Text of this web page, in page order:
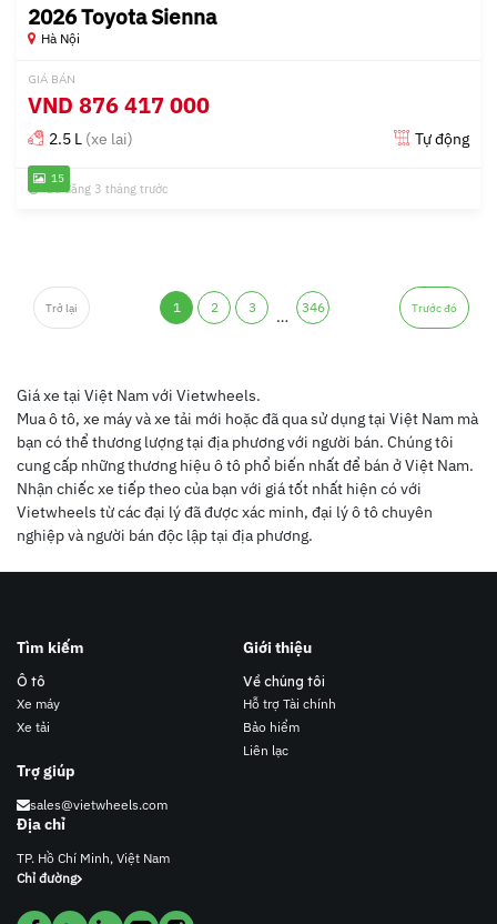
15
2026 Toyota Sienna
Hà Nội
GIÁ BÁN
VND 876 417 000
2.5 L (xe lai) Tự động
Đã đăng 3 tháng trước
Trở lại 1 2 3 … 346 Trước đó
Giá xe tại Việt Nam với Vietwheels.
Mua ô tô, xe máy và xe tải mới hoặc đã qua sử dụng tại Việt Nam mà
bạn có thể thương lượng tại địa phương với người bán. Chúng tôi
cung cấp những thương hiệu ô tô phổ biến nhất để bán ở Việt Nam.
Nhận chiếc xe tiếp theo của bạn với giá tốt nhất hiện có với
Vietwheels từ các đại lý đã được xác minh, đại lý ô tô chuyên
nghiệp và người bán độc lập tại địa phương.
Tìm kiếm
Ô tô
Xe máy
Xe tải
Giới thiệu
Về chúng tôi
Hỗ trợ Tài chính
Bảo hiểm
Liên lạc
Địa chỉ
TP. Hồ Chí Minh, Việt Nam
Chỉ đường
Trợ giúp
sales@vietwheels.com